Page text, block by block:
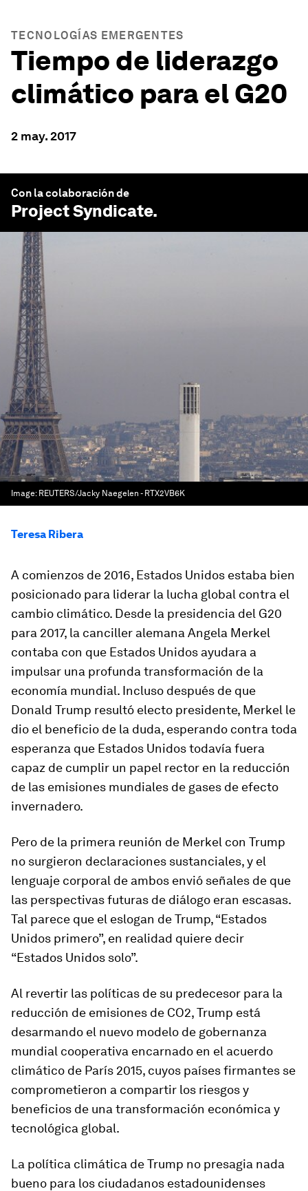
TECNOLOGÍAS EMERGENTES
Tiempo de liderazgo
climático para el G20
2 may. 2017
Con la colaboración de
Project Syndicate.
Image: REUTERS/Jacky Naegelen - RTX2VB6K
Teresa Ribera
A comienzos de 2016, Estados Unidos estaba bien
posicionado para liderar la lucha global contra el
cambio climático. Desde la presidencia del G20
para 2017, la canciller alemana Angela Merkel
contaba con que Estados Unidos ayudara a
impulsar una profunda transformación de la
economía mundial. Incluso después de que
Donald Trump resultó electo presidente, Merkel le
dio el beneficio de la duda, esperando contra toda
esperanza que Estados Unidos todavía fuera
capaz de cumplir un papel rector en la reducción
de las emisiones mundiales de gases de efecto
invernadero.
Pero de la primera reunión de Merkel con Trump
no surgieron declaraciones sustanciales, y el
lenguaje corporal de ambos envió señales de que
las perspectivas futuras de diálogo eran escasas.
Tal parece que el eslogan de Trump, “Estados
Unidos primero”, en realidad quiere decir
“Estados Unidos solo”.
Al revertir las políticas de su predecesor para la
reducción de emisiones de CO2, Trump está
desarmando el nuevo modelo de gobernanza
mundial cooperativa encarnado en el acuerdo
climático de París 2015, cuyos países firmantes se
comprometieron a compartir los riesgos y
beneficios de una transformación económica y
tecnológica global.
La política climática de Trump no presagia nada
bueno para los ciudadanos estadounidenses